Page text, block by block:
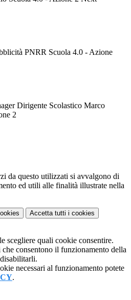
PNRR Scuola 4.0 - Azione
Dirigente Scolastico Marco
2
da questo utilizzati si avvalgono di
ed utili alle finalità illustrate nella
Accetta tutti i cookies
scegliere quali cookie consentire.
consentono il funzionamento della
necessari al funzionamento potete
.